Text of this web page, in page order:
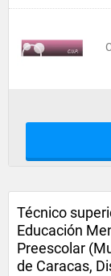
Técnico
Educación
Preescolar
de Caracas,